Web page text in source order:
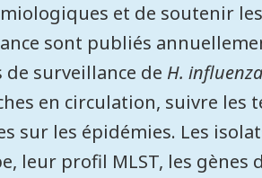
et de soutenir
sont publiés
de surveillance de H.
en circulation, suivre les
sur les épidémies. Les
leur profil MLST, les gènes